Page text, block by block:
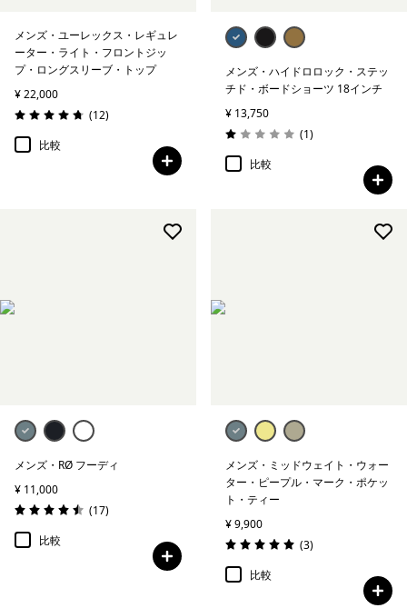
メンズ・ユーレックス・レギュレ
ーター・ライト・フロントジッ
プ・ロングスリーブ・トップ
¥ 22,000
評価: 4.8 / 5
(12レビュー
)
比較
メンズ・ハイドロロック・ステッ
チド・ボードショーツ 18インチ
¥ 13,750
評価: 1.0 / 5
(1レビュー
)
比較
メンズ・RØ フーディ
¥ 11,000
評価: 4.5 / 5
(17レビュー
)
比較
メンズ・ミッドウェイト・ウォー
ター・ピープル・マーク・ポケッ
ト・ティー
¥ 9,900
評価: 5.0 / 5
(3レビュー
)
比較